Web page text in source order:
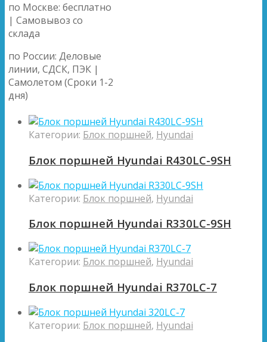
по Москве: бесплатно
| Самовывоз со
склада
по России: Деловые
линии, СДСК, ПЭК |
Самолетом (Сроки 1-2
дня)
Категории: Блок поршней, Hyundai
Блок поршней Hyundai R430LC-9SH
Категории: Блок поршней, Hyundai
Блок поршней Hyundai R330LC-9SH
Категории: Блок поршней, Hyundai
Блок поршней Hyundai R370LC-7
Категории: Блок поршней, Hyundai